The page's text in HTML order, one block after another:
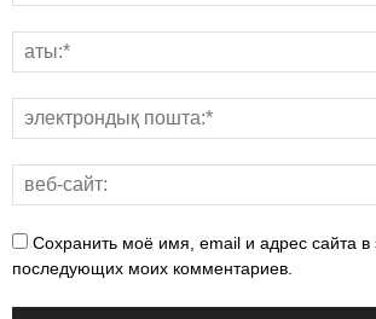
Сохранить моё имя, email и адрес сайта в
последующих моих комментариев.